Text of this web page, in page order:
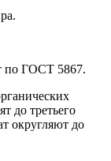
по ГОСТ 5867.
до третьего
округляют до